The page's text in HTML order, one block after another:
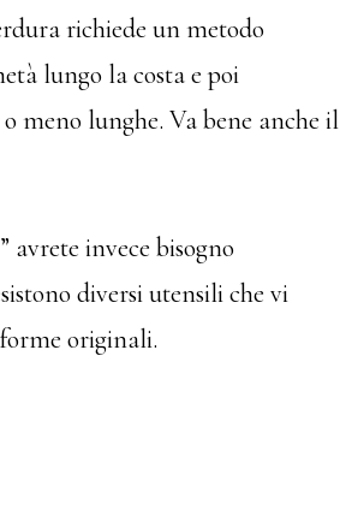
richiede un metodo
lungo la costa e poi
meno lunghe. Va bene anche il
avrete invece bisogno
diversi utensili che vi
originali.